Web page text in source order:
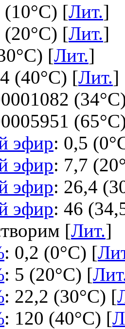
(10°C) [Лит.]
(20°C) [Лит.]
[Лит.]
(40°C) [Лит.]
эфир: 0,5
эфир: 7,7
эфир: 26,4
эфир: 46
[Лит.]
: 0,2 (0°C) [
: 5 (20°C) [
: 22,2 (30°C) [
: 120 (40°C) [